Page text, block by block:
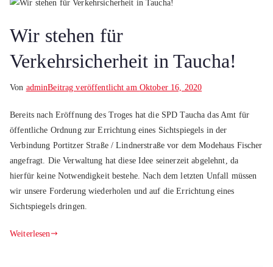
Wir stehen für
Verkehrsicherheit in Taucha!
Von adminBeitrag veröffentlicht am Oktober 16, 2020
Bereits nach Eröffnung des Troges hat die SPD Taucha das Amt für
öffentliche Ordnung zur Errichtung eines Sichtspiegels in der
Verbindung Portitzer Straße / Lindnerstraße vor dem Modehaus Fischer
angefragt. Die Verwaltung hat diese Idee seinerzeit abgelehnt, da
hierfür keine Notwendigkeit bestehe. Nach dem letzten Unfall müssen
wir unsere Forderung wiederholen und auf die Errichtung eines
Sichtspiegels dringen.
Weiterlesen